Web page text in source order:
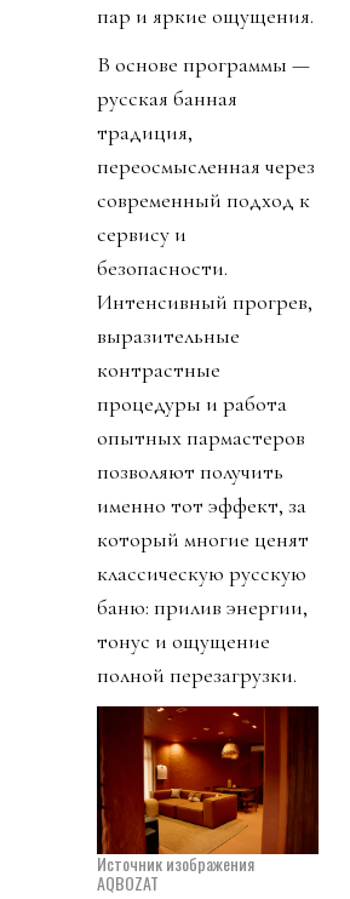
пар и яркие ощущения.
В основе программы —
русская банная
традиция,
переосмысленная через
современный подход к
сервису и
безопасности.
Интенсивный прогрев,
выразительные
контрастные
процедуры и работа
опытных пармастеров
позволяют получить
именно тот эффект, за
который многие ценят
классическую русскую
баню: прилив энергии,
тонус и ощущение
полной перезагрузки.
Источник изображения
AQBOZAT